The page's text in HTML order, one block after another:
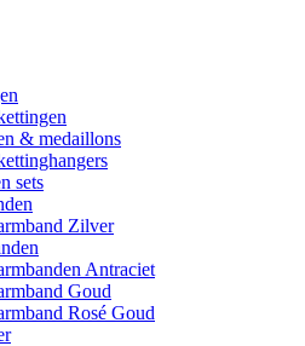
& medaillons
sets
Zilver
Antraciet
Goud
Rosé Goud